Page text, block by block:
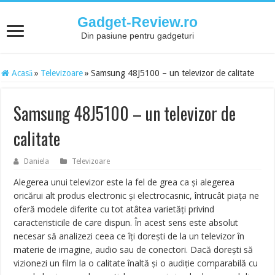
Gadget-Review.ro
Din pasiune pentru gadgeturi
Acasă » Televizoare » Samsung 48J5100 – un televizor de calitate
Samsung 48J5100 – un televizor de
calitate
Daniela Televizoare
Alegerea unui televizor este la fel de grea ca şi alegerea
oricărui alt produs electronic şi electrocasnic, întrucât piaţa ne
oferă modele diferite cu tot atâtea varietăţi privind
caracteristicile de care dispun. În acest sens este absolut
necesar să analizezi ceea ce îţi doreşti de la un televizor în
materie de imagine, audio sau de conectori. Dacă doreşti să
vizionezi un film la o calitate înaltă şi o audiţie comparabilă cu